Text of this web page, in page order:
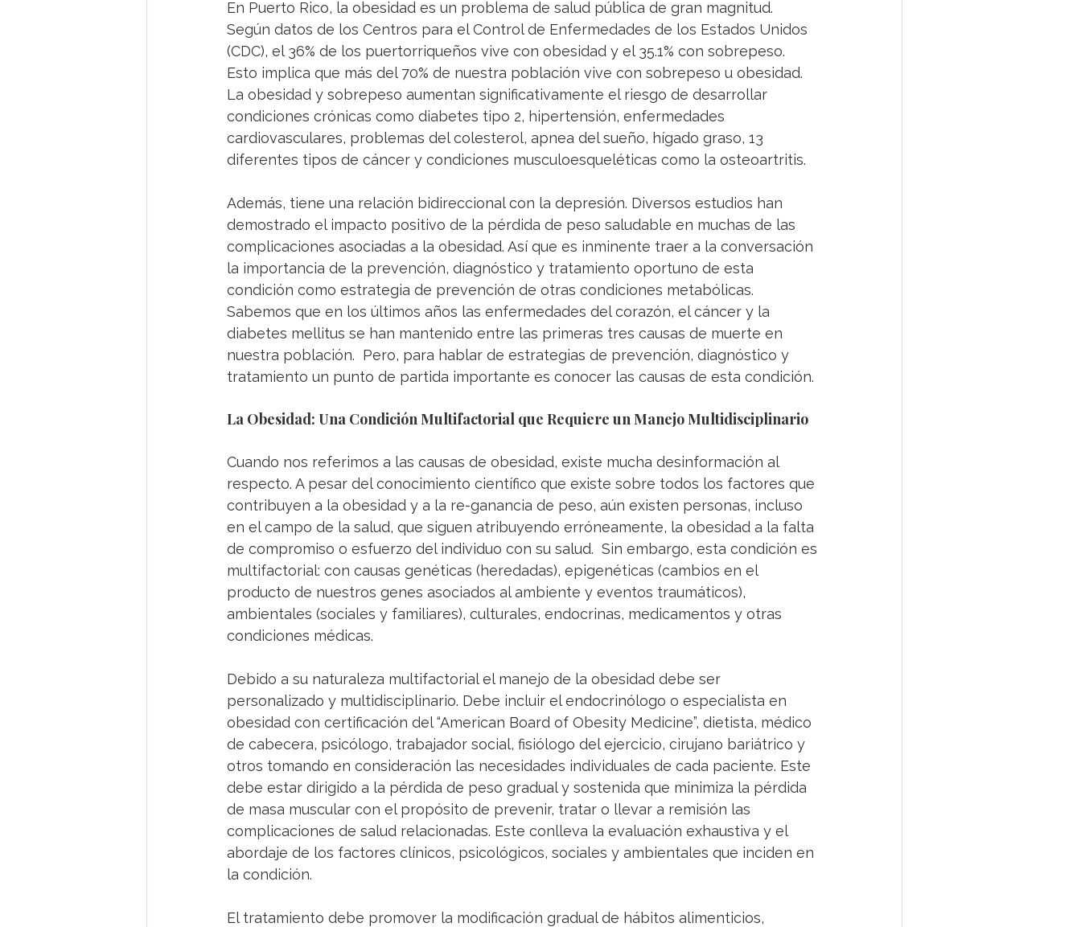
En Puerto Rico, la obesidad es un problema de salud pública de gran magnitud.
Según datos de los Centros para el Control de Enfermedades de los Estados Unidos
(CDC), el 36% de los puertorriqueños vive con obesidad y el 35.1% con sobrepeso.
Esto implica que más del 70% de nuestra población vive con sobrepeso u obesidad.
La obesidad y sobrepeso aumentan significativamente el riesgo de desarrollar
condiciones crónicas como diabetes tipo 2, hipertensión, enfermedades
cardiovasculares, problemas del colesterol, apnea del sueño, hígado graso, 13
diferentes tipos de cáncer y condiciones musculoesqueléticas como la osteoartritis.
Además, tiene una relación bidireccional con la depresión. Diversos estudios han
demostrado el impacto positivo de la pérdida de peso saludable en muchas de las
complicaciones asociadas a la obesidad. Así que es inminente traer a la conversación
la importancia de la prevención, diagnóstico y tratamiento oportuno de esta
condición como estrategia de prevención de otras condiciones metabólicas.
Sabemos que en los últimos años las enfermedades del corazón, el cáncer y la
diabetes mellitus se han mantenido entre las primeras tres causas de muerte en
nuestra población.  Pero, para hablar de estrategias de prevención, diagnóstico y
tratamiento un punto de partida importante es conocer las causas de esta condición.
La Obesidad: Una Condición Multifactorial que Requiere un Manejo Multidisciplinario
Cuando nos referimos a las causas de obesidad, existe mucha desinformación al
respecto. A pesar del conocimiento científico que existe sobre todos los factores que
contribuyen a la obesidad y a la re-ganancia de peso, aún existen personas, incluso
en el campo de la salud, que siguen atribuyendo erróneamente, la obesidad a la falta
de compromiso o esfuerzo del individuo con su salud.  Sin embargo, esta condición es
multifactorial: con causas genéticas (heredadas), epigenéticas (cambios en el
producto de nuestros genes asociados al ambiente y eventos traumáticos),
ambientales (sociales y familiares), culturales, endocrinas, medicamentos y otras
condiciones médicas.
Debido a su naturaleza multifactorial el manejo de la obesidad debe ser
personalizado y multidisciplinario. Debe incluir el endocrinólogo o especialista en
obesidad con certificación del “American Board of Obesity Medicine”, dietista, médico
de cabecera, psicólogo, trabajador social, fisiólogo del ejercicio, cirujano bariátrico y
otros tomando en consideración las necesidades individuales de cada paciente. Este
debe estar dirigido a la pérdida de peso gradual y sostenida que minimiza la pérdida
de masa muscular con el propósito de prevenir, tratar o llevar a remisión las
complicaciones de salud relacionadas. Este conlleva la evaluación exhaustiva y el
abordaje de los factores clínicos, psicológicos, sociales y ambientales que inciden en
la condición.
El tratamiento debe promover la modificación gradual de hábitos alimenticios,